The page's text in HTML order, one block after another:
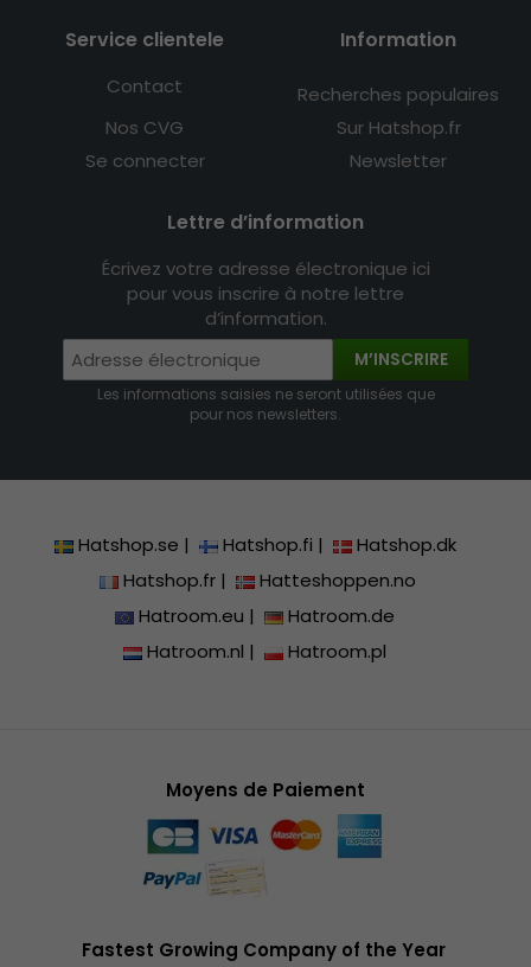
Service clientele
Contact
Nos CVG
Se connecter
Information
Recherches populaires
Sur Hatshop.fr
Newsletter
Lettre d’information
Écrivez votre adresse électronique ici
pour vous inscrire à notre lettre
d’information.
M’INSCRIRE
Les informations saisies ne seront utilisées que
pour nos newsletters.
Hatshop.se | Hatshop.fi |
Hatshop.dk
Hatshop.fr|
Hatteshoppen.no
Hatroom.eu |
Hatroom.de
Hatroom.nl | Hatroom.pl
Moyens de Paiement
Fastest Growing Company of the Year